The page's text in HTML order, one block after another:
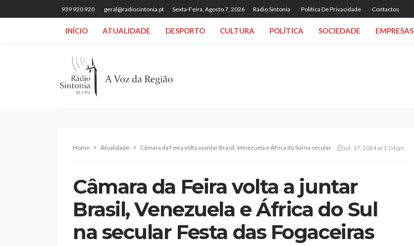
939 920 920 geral@radiosintonia.pt Sexta-Feira, Agosto 7, 2026 Rádio Sintonia Politica De Privacidade Contactos
INÍCIO ATUALIDADE DESPORTO CULTURA POLÍTICA SOCIEDADE EMPRESAS
Home Atualidade Câmara da Feira volta a juntar Brasil, Venezuela e África do Sul na secular Festa das Fogaceiras
Jul. 17, 2024 at 1:24 pm
Câmara da Feira volta a juntar
Brasil, Venezuela e África do Sul
na secular Festa das Fogaceiras